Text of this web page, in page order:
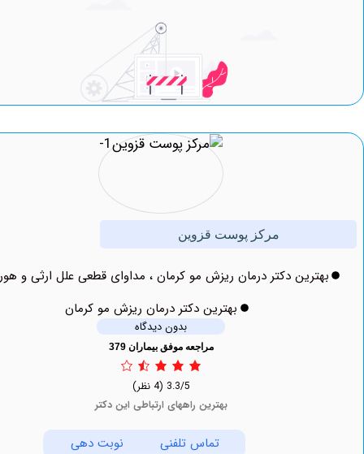
مرکز پوست قزوین
دکتر درمان ریزش مو کرمان ، مداوای قطعی علل ارثی و هورمونی
بهترین دکتر درمان ریزش مو کرمان
بدون دیدگاه
مراجعه موفق بیماران 379
بهترین راههای ارتباطی این دکتر
تماس تلفنی نوبت دهی